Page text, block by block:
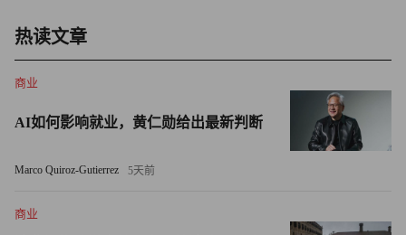
体废水达标排放率100%，废弃物回收利用量同比提升
与环境管理并行的，是晶澳科技对于其产品全生命周期可持
续的坚持。从原材料获取到生产制造；从包装运输到产品使
用维护和回收处理，晶澳科技致力于携手产业链条上下的全
体伙伴，优化构建绿色产品管理体系，力求最大限度地降低
经济高质量发展。2023年，晶澳科技已实现场内运输车辆
热读文章
商业
AI如何影响就业，黄仁勋给出最新判断
Marco Quiroz-Gutierrez 5天前
商业